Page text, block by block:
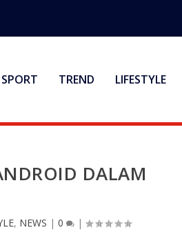
SPORT TREND LIFESTYLE
DALAM
, NEWS | 0 |